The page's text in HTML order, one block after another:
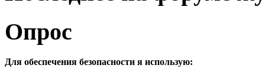
Опрос
Для обеспечения безопасности я использую: